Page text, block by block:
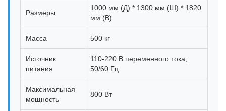
Размеры
1000 мм (Д) * 1300 мм (Ш) * 1820
мм (В)
Масса 500 кг
Источник
питания
110-220 В переменного тока,
50/60 Гц
Максимальная
мощность
800 Вт